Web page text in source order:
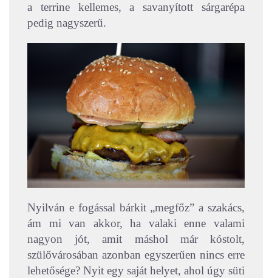
a terrine kellemes, a savanyított sárgarépa
pedig nagyszerű.
Nyilván e fogással bárkit „megfőz” a szakács,
ám mi van akkor, ha valaki enne valami
nagyon jót, amit máshol már kóstolt,
szülővárosában azonban egyszerűen nincs erre
lehetősége? Nyit egy saját helyet, ahol úgy süti